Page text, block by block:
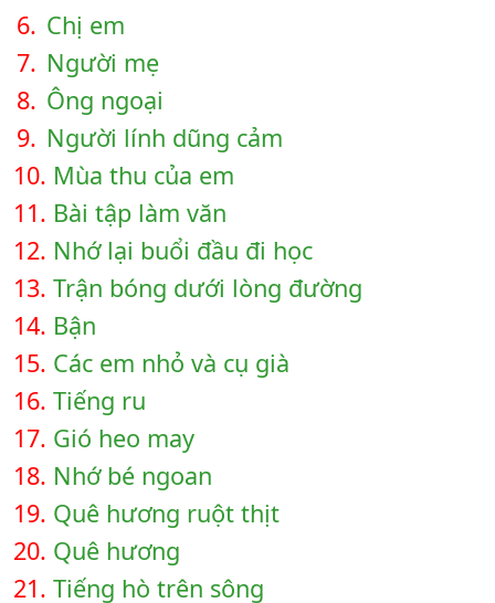
6. Chị em
7. Người mẹ
8. Ông ngoại
9. Người lính dũng cảm
10. Mùa thu của em
11. Bài tập làm văn
12. Nhớ lại buổi đầu đi học
13. Trận bóng dưới lòng đường
14. Bận
15. Các em nhỏ và cụ già
16. Tiếng ru
17. Gió heo may
18. Nhớ bé ngoan
19. Quê hương ruột thịt
20. Quê hương
21. Tiếng hò trên sông